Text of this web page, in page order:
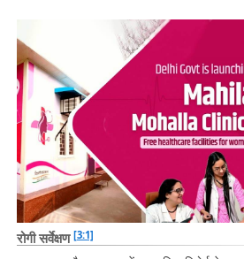
रोगी सर्वेक्षण [3:1]